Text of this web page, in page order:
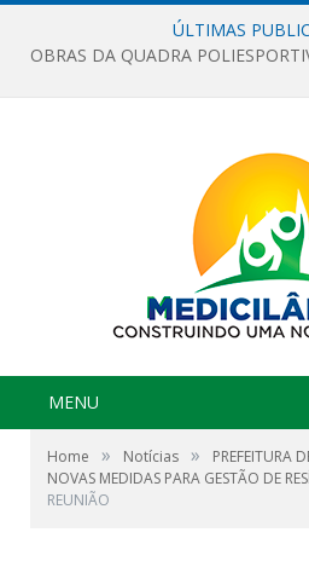
ÚLTIMAS
MENU
Home » Notícias »
PREFEITURA
NOVAS MEDIDAS PARA GESTÃO DE
REUNIÃO